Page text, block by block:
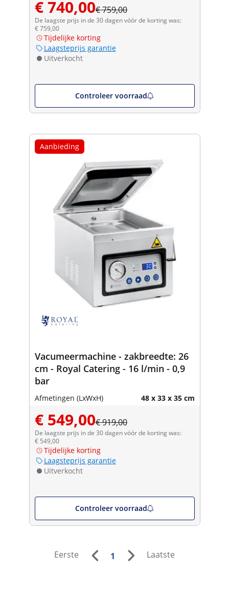
€ 740,00€ 759,00
De laagste prijs in de 30 dagen vóór de korting was:
€ 759,00
Tijdelijke korting
Laagsteprijs garantie
Uitverkocht
Controleer voorraad
Aanbieding
Vacumeermachine - zakbreedte: 26
cm - Royal Catering - 16 l/min - 0,9
bar
Afmetingen (LxWxH) 48 x 33 x 35 cm
€ 549,00€ 919,00
De laagste prijs in de 30 dagen vóór de korting was:
€ 549,00
Tijdelijke korting
Laagsteprijs garantie
Uitverkocht
Controleer voorraad
Eerste 1 Laatste